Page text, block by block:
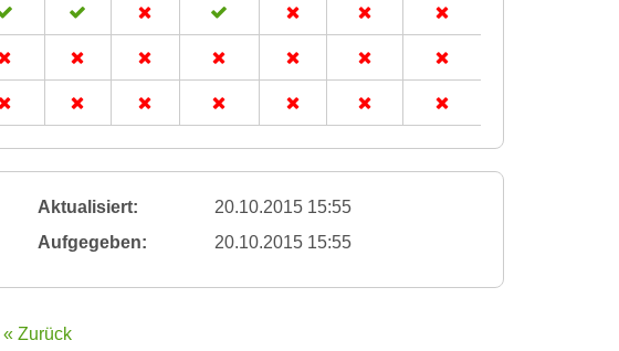
Aktualisiert:
20.10.2015 15:55
Aufgegeben: 20.10.2015 15:55
« Zurück